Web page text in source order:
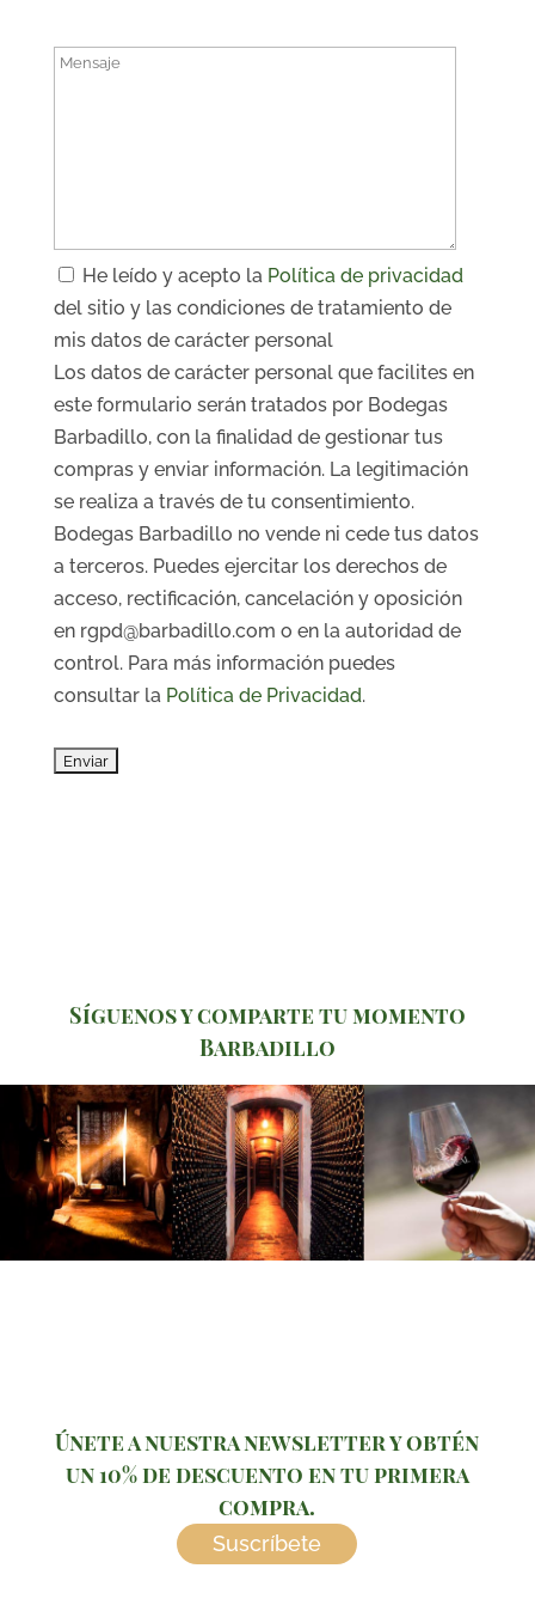
He leído y acepto la Política de privacidad
del sitio y las condiciones de tratamiento de
mis datos de carácter personal
Los datos de carácter personal que facilites en
este formulario serán tratados por Bodegas
Barbadillo, con la finalidad de gestionar tus
compras y enviar información. La legitimación
se realiza a través de tu consentimiento.
Bodegas Barbadillo no vende ni cede tus datos
a terceros. Puedes ejercitar los derechos de
acceso, rectificación, cancelación y oposición
en rgpd@barbadillo.com o en la autoridad de
control. Para más información puedes
consultar la Política de Privacidad.
Síguenos y comparte tu momento
Barbadillo
Únete a nuestra newsletter y obtén
un 10% de descuento en tu primera
compra.
Suscríbete